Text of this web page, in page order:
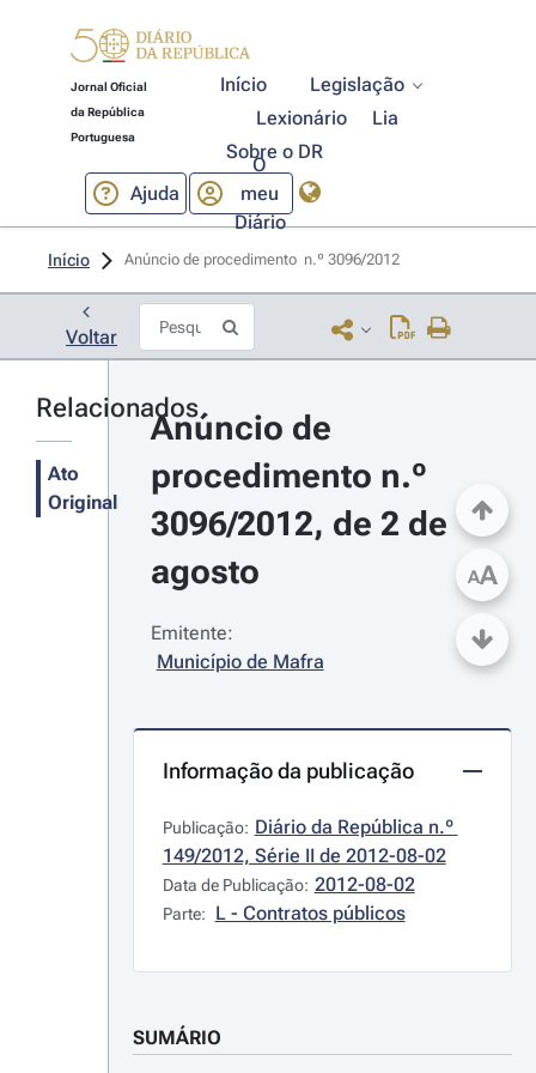
Jornal Oficial
da República
Portuguesa
Início
Legislação
Lexionário
Lia
Sobre o DR
Ajuda
O
meu
Diário
Início Anúncio de procedimento  n.º 3096/2012
Voltar
Relacionados
Ato
Original
Anúncio de
procedimento n.º
3096/2012, de 2 de
agosto
Emitente:
Município de Mafra
Informação da publicação
Publicação: Diário da República n.º
149/2012, Série II de 2012-08-02
Data de Publicação: 2012-08-02
Parte: L - Contratos públicos
SUMÁRIO
AA